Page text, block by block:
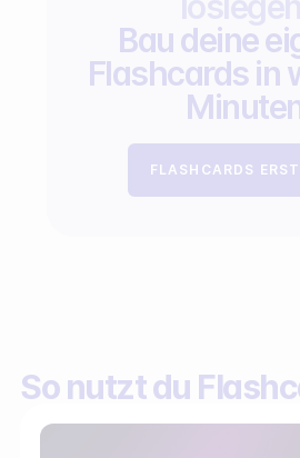
Bau deine
Flashcards in
FLASHCARDS
So nutzt du